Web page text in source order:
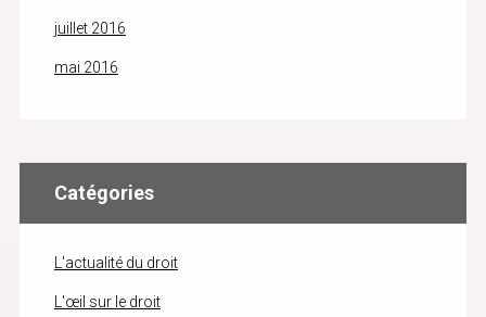
juillet 2016
mai 2016
Catégories
L'actualité du droit
L'œil sur le droit